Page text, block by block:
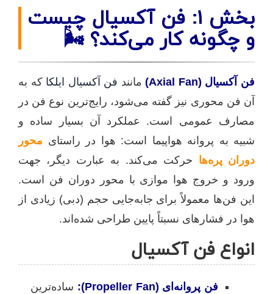
بخش ۱: فن آکسیال چیست
و چگونه کار می‌کند؟ 🌬️
فن آکسیال (Axial Fan) مانند فن آکسیال ایلکا که به
آن فن محوری نیز گفته می‌شود، رایج‌ترین نوع فن در
مصارف عمومی است. عملکرد آن بسیار ساده و
شبیه به پروانه هواپیما است: هوا در راستای محور
دوران پره‌ها حرکت می‌کند. به عبارت دیگر، جهت
ورود و خروج هوا موازی با محور دوران فن است.
این فن‌ها معمولاً برای جابه‌جایی حجم (دبی) زیادی از
هوا در فشارهای نسبتاً پایین طراحی شده‌اند.
انواع فن آکسیال
فن پروانه‌ای (Propeller Fan):
ساده‌ترین